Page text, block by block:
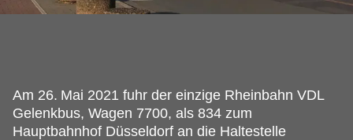
Am 26. Mai 2021 fuhr der einzige Rheinbahn VDL
Gelenkbus, Wagen 7700, als 834 zum
Hauptbahnhof Düsseldorf an die Haltestelle